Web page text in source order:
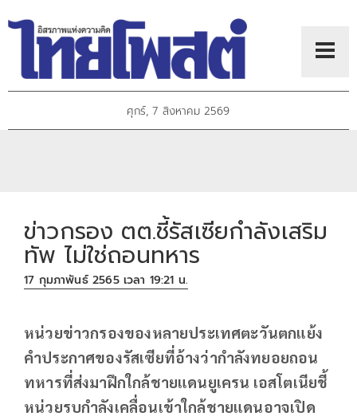
ศุกร์, 7 สิงหาคม 2569
ข่าวกรอง ตต.ชี้รัสเซียกำลังเสริม
ทัพ ไม่ใช่ถอนทหาร
17 กุมภาพันธ์ 2565 เวลา 19:21 น.
หน่วยข่าวกรองของหลายประเทศตะวันตกแย้ง
คำประกาศของรัสเซียที่อ้างว่ากำลังทยอยถอน
ทหารที่ส่งมาฝึกใกล้ชายแดนยูเครน เอสโตเนียชี้
หน่วยรบกำลังเคลื่อนเข้าใกล้ชายแดนอาจเปิด